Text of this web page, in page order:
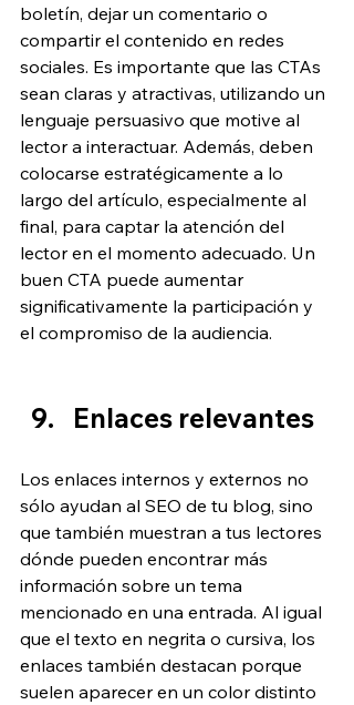
boletín, dejar un comentario o
compartir el contenido en redes
sociales. Es importante que las CTAs
sean claras y atractivas, utilizando un
lenguaje persuasivo que motive al
lector a interactuar. Además, deben
colocarse estratégicamente a lo
largo del artículo, especialmente al
final, para captar la atención del
lector en el momento adecuado. Un
buen CTA puede aumentar
significativamente la participación y
el compromiso de la audiencia.
Enlaces relevantes
Los enlaces internos y externos no
sólo ayudan al SEO de tu blog, sino
que también muestran a tus lectores
dónde pueden encontrar más
información sobre un tema
mencionado en una entrada. Al igual
que el texto en negrita o cursiva, los
enlaces también destacan porque
suelen aparecer en un color distinto